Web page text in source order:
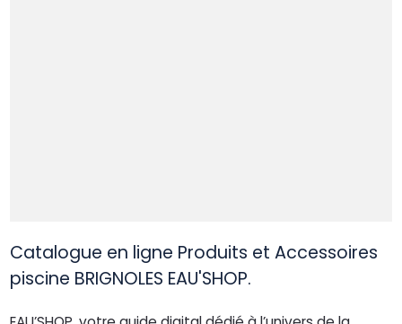
Catalogue en ligne Produits et Accessoires
piscine BRIGNOLES EAU'SHOP.